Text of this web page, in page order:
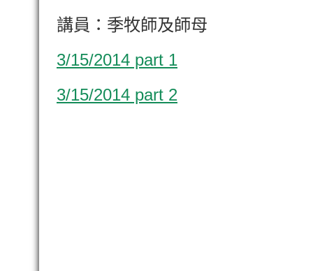
講員：季牧師及師母
3/15/2014 part 1
3/15/2014 part 2